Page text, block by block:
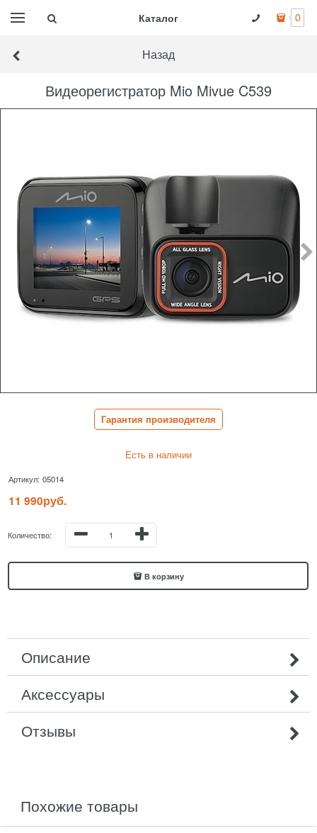
Каталог 0
Назад
Видеорегистратор Mio Mivue C539
Гарантия производителя
Есть в наличии
Артикул: 05014
11 990руб.
Количество:
В корзину
Описание
Аксессуары
Отзывы
похожие товары